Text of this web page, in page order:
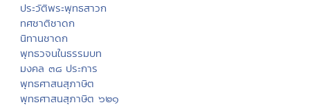
ประวัติพระพุทธสาวก
ทศชาติชาดก
นิทานชาดก
พุทธวจนในธรรมบท
มงคล ๓๘ ประการ
พุทธศาสนสุภาษิต
พุทธศาสนสุภาษิต ๖๒๑